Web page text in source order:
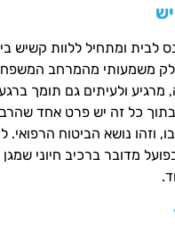
לבית ומתחיל ללוות קשיש
משמעותי מהמרחב
מרגיע ולעיתים גם תומך
בתוך כל זה יש פרט אחד
וזהו נושא הביטוח הרפואי.
מדובר ברכיב חיוני